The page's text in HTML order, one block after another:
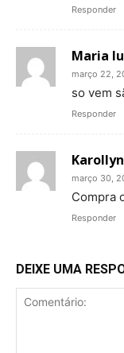
Responder
Maria
março 22,
so vem
Responder
março 30,
Compra
Responder
DEIXE UMA